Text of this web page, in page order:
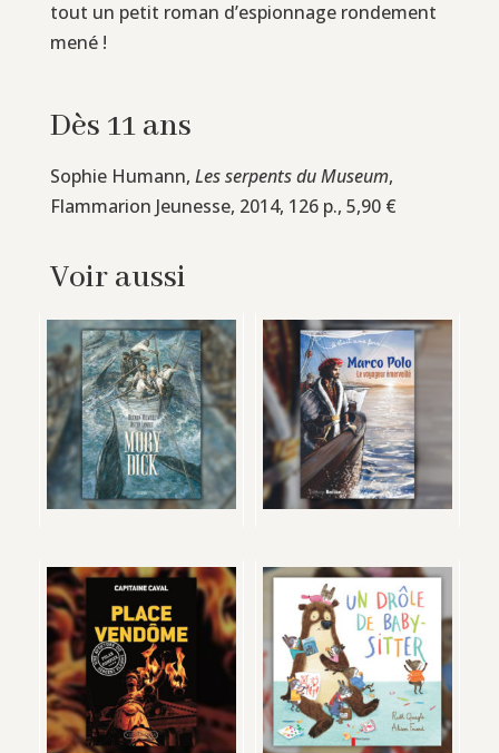
tout un petit roman d’espionnage rondement
mené !
Dès 11 ans
Sophie Humann, Les serpents du Museum,
Flammarion Jeunesse, 2014, 126 p., 5,90 €
Voir aussi